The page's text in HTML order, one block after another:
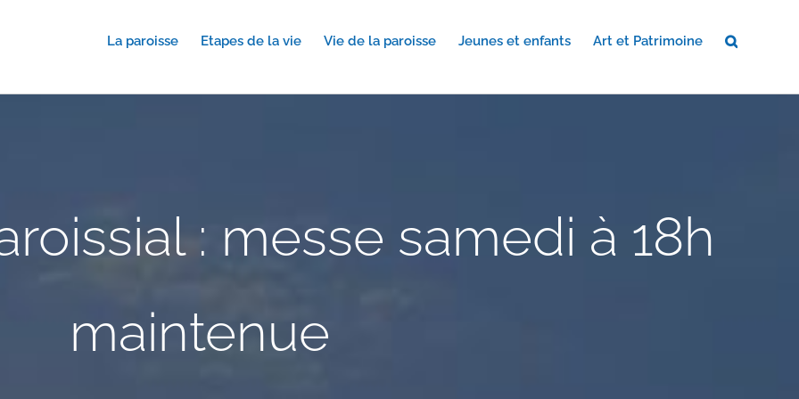
La paroisse Etapes de la vie Vie de la paroisse Jeunes et enfants Art et Patrimoine
: messe samedi à 18h
maintenue